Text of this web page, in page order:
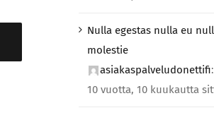
Nulla egestas nulla eu
molestie
asiakaspalveludonettifi
10 vuotta, 10 kuukautta